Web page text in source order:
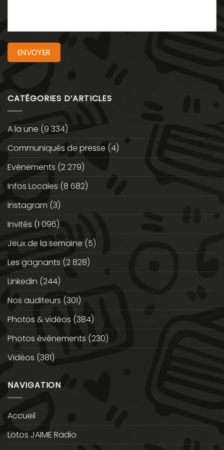
CATÉGORIES D’ARTICLES
A la une (9 334)
Communiqués de presse (4)
Evénements (2 279)
Infos Locales (8 682)
instagram (3)
Invités (1 096)
Jeux de la semaine (5)
Les gagnants (2 828)
Linkedin (244)
Nos auditeurs (301)
Photos & vidéos (384)
Photos événements (230)
Vidéos (381)
NAVIGATION
Accueil
Lotos JAIME Radio